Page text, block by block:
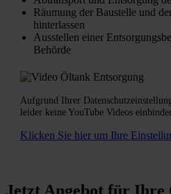
Räumung der Baustelle und
hinterlassen
Ausstellen einer
Behörde
Aufgrund Ihrer
leider keine YouTube Videos
Klicken Sie hier um Ihre